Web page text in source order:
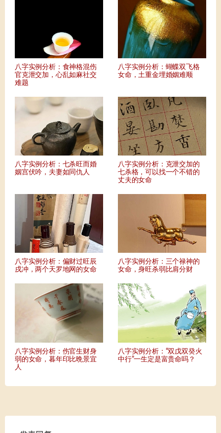
八字实例分析：食神格混伤
官克泄交加，心乱如麻社交
难题
八字实例分析：蝴蝶双飞格
女命，土重金埋婚姻难顺
八字实例分析：七杀旺而婚
姻宫伏吟，夫妻如同仇人
八字实例分析：克泄交加的
七杀格，可以找一个不错的
丈夫的女命
八字实例分析：偏财过旺辰
戌冲，两个天罗地网的女命
八字实例分析：三个禄神的
女命，身旺杀弱比肩分财
八字实例分析：伤官生财身
弱的女命，暮年印比晩景宜
人
八字实例分析：“双戊双癸火
中行”一生定是富贵命吗？